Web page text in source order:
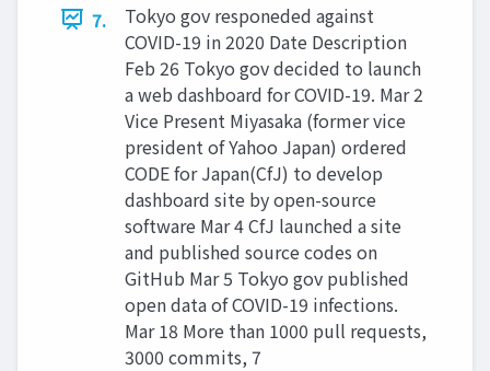
7.
Tokyo gov responeded against
COVID-19 in 2020 Date Description
Feb 26 Tokyo gov decided to launch
a web dashboard for COVID-19. Mar 2
Vice Present Miyasaka (former vice
president of Yahoo Japan) ordered
CODE for Japan(CfJ) to develop
dashboard site by open-source
software Mar 4 CfJ launched a site
and published source codes on
GitHub Mar 5 Tokyo gov published
open data of COVID-19 infections.
Mar 18 More than 1000 pull requests,
3000 commits, 7